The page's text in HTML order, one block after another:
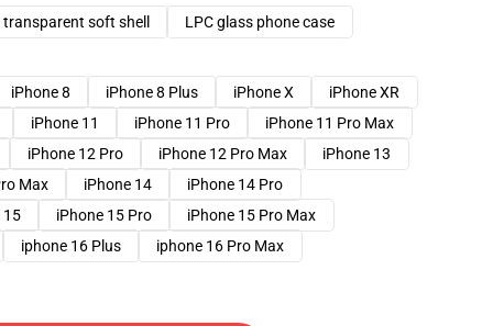
transparent soft shell
LPC glass phone case
iPhone 8 iPhone 8 Plus iPhone X
iPhone XR
iPhone 11 iPhone 11 Pro
iPhone 11 Pro Max
iPhone 12 Pro iPhone 12 Pro Max
iPhone 13
Max iPhone 14
iPhone 14 Pro
15 iPhone 15 Pro
iPhone 15 Pro Max
iphone 16 Plus iphone 16 Pro Max